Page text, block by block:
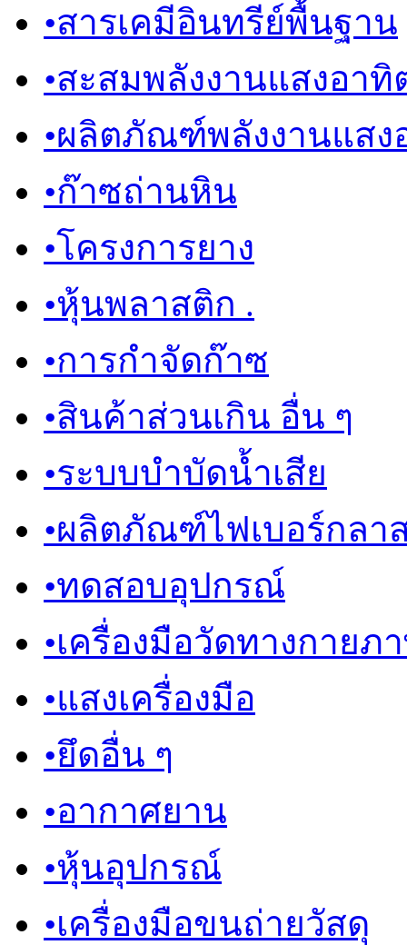
•สารเคมีอินทรีย์พื้นฐาน
•สะสมพลังงานแสงอาทิ
•ผลิตภัณฑ์พลังงานแสง
•ก๊าซถ่านหิน
•โครงการยาง
•หุ้นพลาสติก .
•การกำจัดก๊าซ
•สินค้าส่วนเกิน อื่น ๆ
•ระบบบำบัดน้ำเสีย
•ผลิตภัณฑ์ไฟเบอร์กลา
•ทดสอบอุปกรณ์
•เครื่องมือวัดทางกายภ
•แสงเครื่องมือ
•ยึดอื่น ๆ
•อากาศยาน
•หุ้นอุปกรณ์
•เครื่องมือขนถ่ายวัสดุ